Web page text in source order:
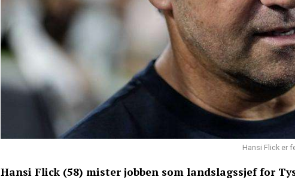
Hansi Flick er
Hansi Flick (58) mister jobben som landslagssjef for